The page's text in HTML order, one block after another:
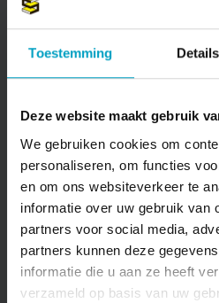
Toestemming Details
Deze website maakt gebruik
We gebruiken cookies om
personaliseren, om functies
en om ons websiteverkeer te
informatie over uw gebruik van
partners voor social media,
partners kunnen deze
informatie die u aan ze heeft
verzameld op basis van uw
onze partners een plek
Naar projectpagina